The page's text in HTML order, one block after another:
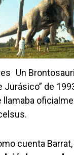
Un
Jurásico” de
llamaba
cuenta Barrat,